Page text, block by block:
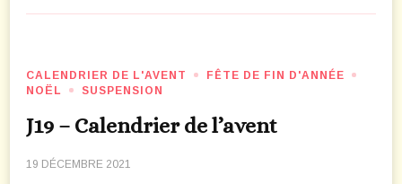
CALENDRIER DE L'AVENT
FÊTE DE FIN D'ANNÉE
NOËL
SUSPENSION
J19 – Calendrier de l’avent
19 DÉCEMBRE 2021